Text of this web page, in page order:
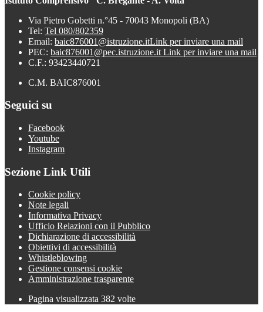
Via Pietro Gobetti n.°45 - 70043 Monopoli (BA)
Tel: Tel 080/802359
Email: baic876001@istruzione.itLink per inviare una mail
PEC: baic876001@pec.istruzione.it Link per inviare una mail
C.F.: 93423440721
C.M. BAIC876001
Seguici su
Facebook
Youtube
Instagram
Sezione Link Utili
Cookie policy
Note legali
Informativa Privacy
Ufficio Relazioni con il Pubblico
Dichiarazione di accessibilità
Obiettivi di accessibilità
Whistleblowing
Gestione consensi cookie
Amministrazione trasparente
Pagina visualizzata 382 volte